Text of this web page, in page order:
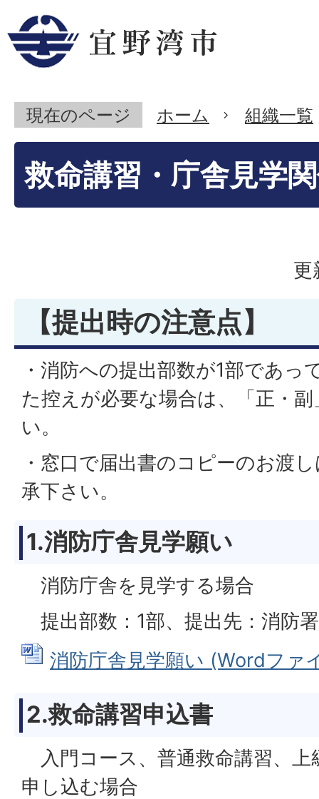
現在のページ ホーム 組織一覧
救命講習・庁舎見学
更
【提出時の注意点】
・消防への提出部数が1部であっ
た控えが必要な場合は、「正・
い。
・窓口で届出書のコピーのお渡
承下さい。
1.消防庁舎見学願い
消防庁舎を見学する場合
提出部数：1部、提出先：消防署
消防庁舎見学願い (Wordファ
2.救命講習申込書
入門コース、普通救命講習、上
申し込む場合